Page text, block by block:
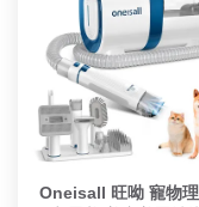
Oneisall 旺呦 寵物